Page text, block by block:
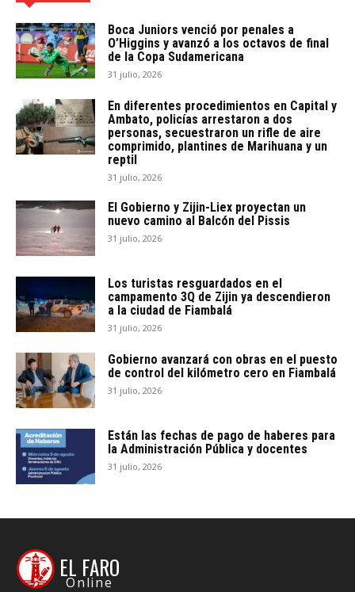
Boca Juniors venció por penales a
O’Higgins y avanzó a los octavos de final
de la Copa Sudamericana
31 julio, 2026
En diferentes procedimientos en Capital y
Ambato, policías arrestaron a dos
personas, secuestraron un rifle de aire
comprimido, plantines de Marihuana y un
reptil
31 julio, 2026
El Gobierno y Zijin-Liex proyectan un
nuevo camino al Balcón del Pissis
31 julio, 2026
Los turistas resguardados en el
campamento 3Q de Zijin ya descendieron
a la ciudad de Fiambalá
31 julio, 2026
Gobierno avanzará con obras en el puesto
de control del kilómetro cero en Fiambalá
31 julio, 2026
Están las fechas de pago de haberes para
la Administración Pública y docentes
31 julio, 2026
EL FARO
Online